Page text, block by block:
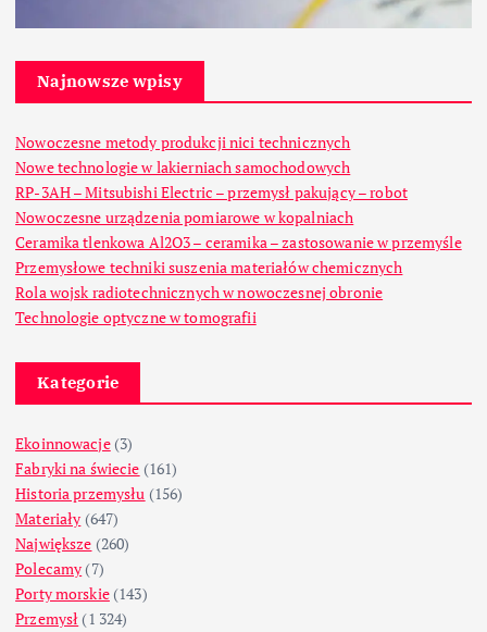
Najnowsze wpisy
Nowoczesne metody produkcji nici technicznych
Nowe technologie w lakierniach samochodowych
RP-3AH – Mitsubishi Electric – przemysł pakujący – robot
Nowoczesne urządzenia pomiarowe w kopalniach
Ceramika tlenkowa Al2O3 – ceramika – zastosowanie w przemyśle
Przemysłowe techniki suszenia materiałów chemicznych
Rola wojsk radiotechnicznych w nowoczesnej obronie
Technologie optyczne w tomografii
Kategorie
Ekoinnowacje(3)
Fabryki na świecie (161)
Historia przemysłu (156)
Materiały (647)
Największe (260)
Polecamy (7)
Porty morskie(143)
Przemysł (1 324)